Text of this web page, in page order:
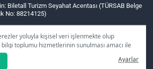
yoluyla kişisel veri işlenmekte olup
toplumu hizmetlerinin sunulması amacı ile
doğrultusunda size özel
ve özel kampanyaları
seçeneğineAyarlar
Biletall Turizm Seyahat Acentası (TÜRSAB Belge
No: 88214125)